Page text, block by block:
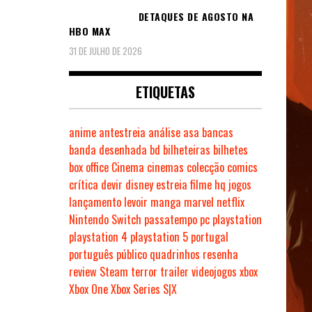
DETAQUES DE AGOSTO NA
HBO MAX
31 DE JULHO DE 2026
ETIQUETAS
anime antestreia análise asa bancas
banda desenhada bd bilheteiras bilhetes
box office Cinema cinemas colecção comics
crítica devir disney estreiafilme hq jogos
lançamento levoir manga marvel netflix
Nintendo Switch passatempo pc playstation
playstation 4 playstation 5 portugal
português público quadrinhos resenha
review Steam terror trailer videojogos xbox
Xbox OneXbox Series S|X